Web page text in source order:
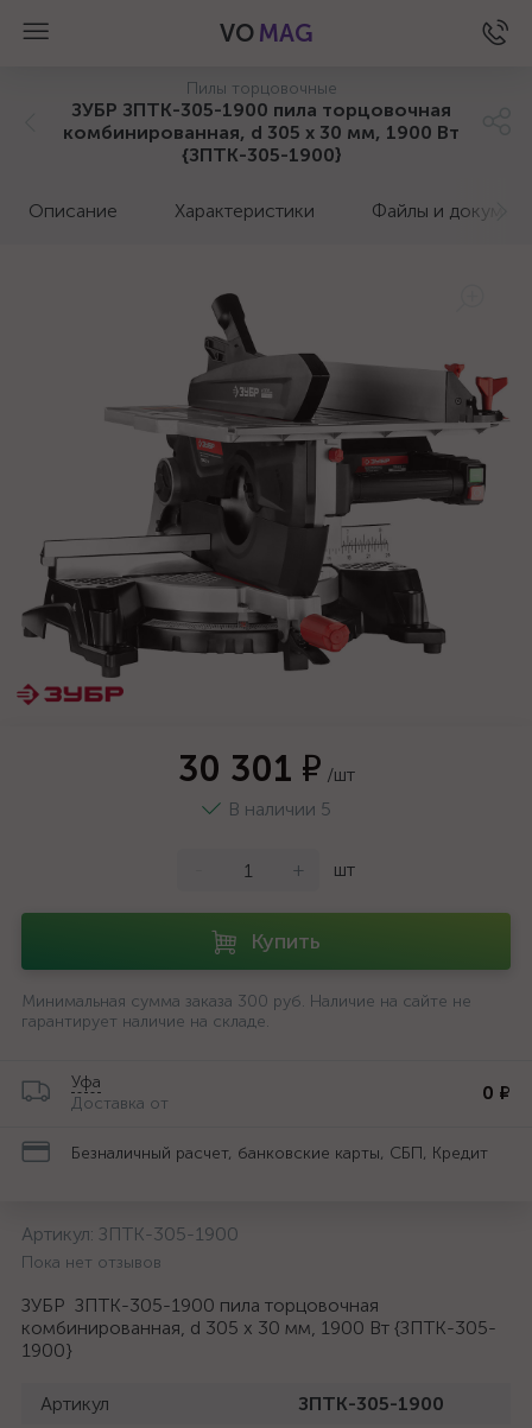
VO MAG
Пилы торцовочные
ЗУБР ЗПТК-305-1900 пила торцовочная
комбинированная, d 305 х 30 мм, 1900 Вт
{ЗПТК-305-1900}
Описание Характеристики Файлы и
30 301 ₽ /шт
В наличии 5
+ шт
Купить
Минимальная сумма заказа 300 руб. Наличие на сайте не
гарантирует наличие на складе.
Уфа
Доставка от
0 ₽
Безналичный расчет, банковские карты, СБП, Кредит
Артикул: ЗПТК-305-1900
Пока нет отзывов
ЗУБР ЗПТК-305-1900 пила торцовочная
комбинированная, d 305 х 30 мм, 1900 Вт {ЗПТК-305-
1900}
Артикул
ЗПТК-305-1900